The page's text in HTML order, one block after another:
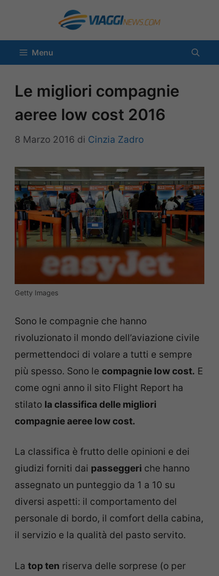
contenuto
Menu
Le migliori compagnie
aeree low cost 2016
8 Marzo 2016 di Cinzia Zadro
Getty Images
Sono le compagnie che hanno
rivoluzionato il mondo dell’aviazione civile
permettendoci di volare a tutti e sempre
più spesso. Sono le compagnie low cost. E
come ogni anno il sito Flight Report ha
stilato la classifica delle migliori
compagnie aeree low cost.
La classifica è frutto delle opinioni e dei
giudizi forniti dai passeggeri che hanno
assegnato un punteggio da 1 a 10 su
diversi aspetti: il comportamento del
personale di bordo, il comfort della cabina,
il servizio e la qualità del pasto servito.
La top ten riserva delle sorprese (o per